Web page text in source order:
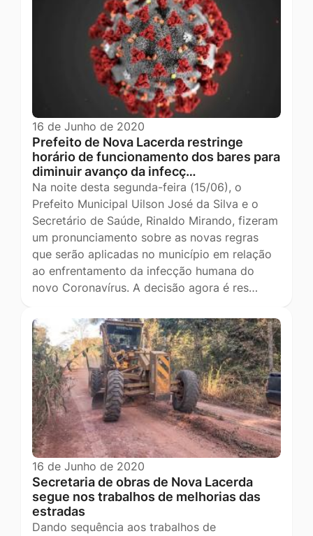
16 de Junho de 2020
Prefeito de Nova Lacerda restringe
horário de funcionamento dos bares para
diminuir avanço da infecç…
Na noite desta segunda-feira (15/06), o
Prefeito Municipal Uilson José da Silva e o
Secretário de Saúde, Rinaldo Mirando, fizeram
um pronunciamento sobre as novas regras
que serão aplicadas no município em relação
ao enfrentamento da infecção humana do
novo Coronavírus. A decisão agora é res…
16 de Junho de 2020
Secretaria de obras de Nova Lacerda
segue nos trabalhos de melhorias das
estradas
Dando sequência aos trabalhos de